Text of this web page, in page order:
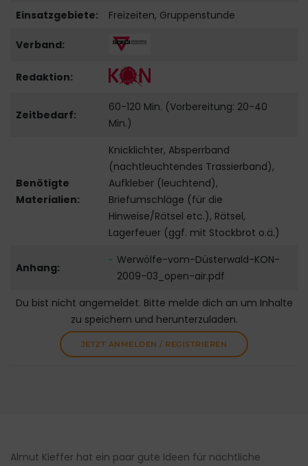
Einsatzgebiete:
Freizeiten, Gruppenstunde
Verband:
Redaktion:
Zeitbedarf:
60-120 Min. (Vorbereitung: 20-40
Min.)
Benötigte
Materialien:
Knicklichter, Absperrband
(nachtleuchtendes Trassierband),
Aufkleber (leuchtend),
Briefumschläge (für die
Hinweise/Rätsel etc.), Rätsel,
Lagerfeuer (ggf. mit Stockbrot o.ä.)
Anhang:
Werwölfe-vom-Düsterwald-KON-
2009-03_open-air.pdf
Du bist nicht angemeldet. Bitte melde dich an um Inhalte
zu speichern und herunterzuladen.
JETZT ANMELDEN / REGISTRIEREN
Almut Kieffer hat ein paar gute Ideen für nächtliche